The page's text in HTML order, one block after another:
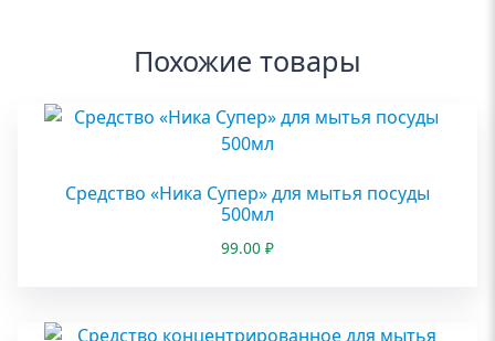
Похожие товары
Средство «Ника Супер» для мытья посуды
500мл
99.00 ₽